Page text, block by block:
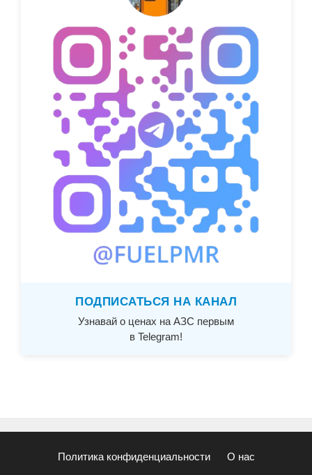
ПОДПИСАТЬСЯ НА КАНАЛ
Узнавай о ценах на АЗС первым
в Telegram!
Политика конфиденциальности О нас